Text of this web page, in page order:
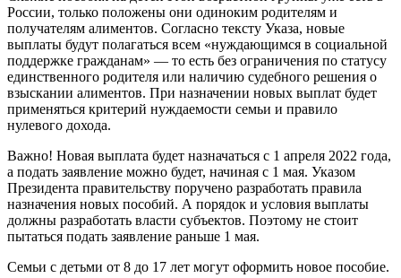
России, только положены они одиноким родителям и
получателям алиментов. Согласно тексту Указа, новые
выплаты будут полагаться всем «нуждающимся в социальной
поддержке гражданам» — то есть без ограничения по статусу
единственного родителя или наличию судебного решения о
взыскании алиментов. При назначении новых выплат будет
применяться критерий нуждаемости семьи и правило
нулевого дохода.
Важно! Новая выплата будет назначаться с 1 апреля 2022 года,
а подать заявление можно будет, начиная с 1 мая. Указом
Президента правительству поручено разработать правила
назначения новых пособий. А порядок и условия выплаты
должны разработать власти субъектов. Поэтому не стоит
пытаться подать заявление раньше 1 мая.
Cемьи с детьми от 8 до 17 лет могут оформить новое пособие.